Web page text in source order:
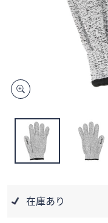
ス
左
ス
プ
在庫あり